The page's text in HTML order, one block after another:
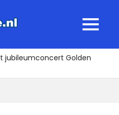
MENU
jubileumconcert Golden